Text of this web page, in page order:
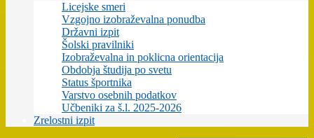
Licejske smeri
Vzgojno izobraževalna ponudba
Državni izpit
Šolski pravilniki
Izobraževalna in poklicna orientacija
Obdobja študija po svetu
Status športnika
Varstvo osebnih podatkov
Učbeniki za š.l. 2025-2026
Zrelostni izpit